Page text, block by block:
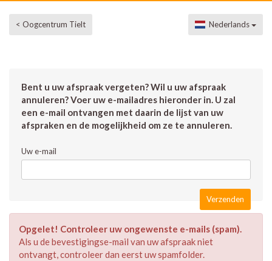
< Oogcentrum Tielt Nederlands
Bent u uw afspraak vergeten? Wil u uw afspraak
annuleren? Voer uw e-mailadres hieronder in. U zal
een e-mail ontvangen met daarin de lijst van uw
afspraken en de mogelijkheid om ze te annuleren.
Uw e-mail
Opgelet! Controleer uw ongewenste e-mails (spam).
Als u de bevestigingse-mail van uw afspraak niet
ontvangt, controleer dan eerst uw spamfolder.